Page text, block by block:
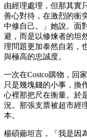
由經理處理，但那其實
善心對待，在激烈的衝
中修自己。」她說。面
避，而是以修煉者的坦
理問題更加泰然自若，
與極高的忠誠度。
一次在Costco購物，回
只是幾塊錢的小事，換
心裡那把尺在衡量。於
況。那張支票被超市經
本。
楊碩薌坦言，「我是因